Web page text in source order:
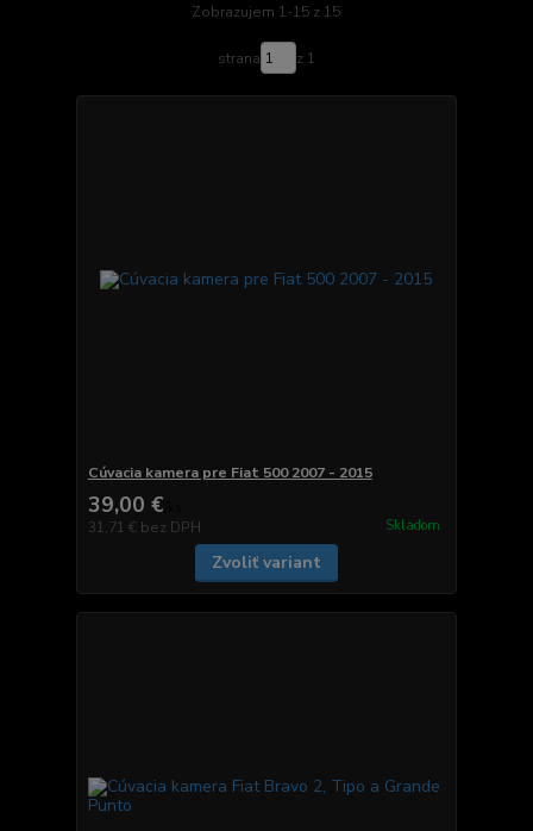
Zobrazujem 1-15 z 15
strana z 1
Cúvacia kamera pre Fiat 500 2007 - 2015
39,00 €
31,71 € bez DPH Skladom
Zvoliť variant